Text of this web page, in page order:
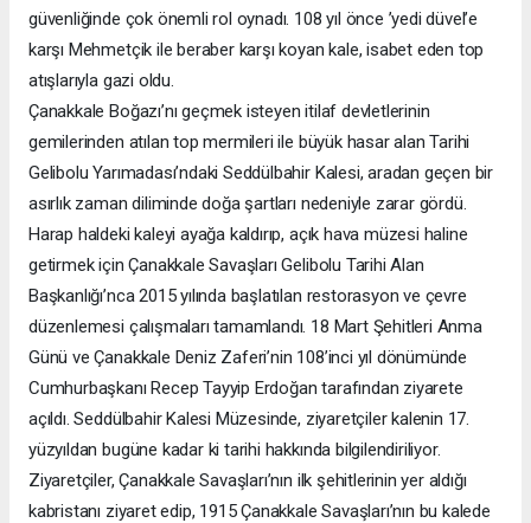
güvenliğinde çok önemli rol oynadı. 108 yıl önce ’yedi düvel’e
karşı Mehmetçik ile beraber karşı koyan kale, isabet eden top
atışlarıyla gazi oldu.
Çanakkale Boğazı’nı geçmek isteyen itilaf devletlerinin
gemilerinden atılan top mermileri ile büyük hasar alan Tarihi
Gelibolu Yarımadası’ndaki Seddülbahir Kalesi, aradan geçen bir
asırlık zaman diliminde doğa şartları nedeniyle zarar gördü.
Harap haldeki kaleyi ayağa kaldırıp, açık hava müzesi haline
getirmek için Çanakkale Savaşları Gelibolu Tarihi Alan
Başkanlığı’nca 2015 yılında başlatılan restorasyon ve çevre
düzenlemesi çalışmaları tamamlandı. 18 Mart Şehitleri Anma
Günü ve Çanakkale Deniz Zaferi’nin 108’inci yıl dönümünde
Cumhurbaşkanı Recep Tayyip Erdoğan tarafından ziyarete
açıldı. Seddülbahir Kalesi Müzesinde, ziyaretçiler kalenin 17.
yüzyıldan bugüne kadar ki tarihi hakkında bilgilendiriliyor.
Ziyaretçiler, Çanakkale Savaşları’nın ilk şehitlerinin yer aldığı
kabristanı ziyaret edip, 1915 Çanakkale Savaşları’nın bu kalede